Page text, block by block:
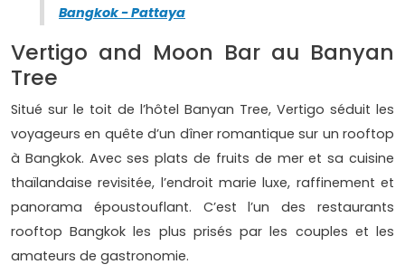
Bangkok - Pattaya
Vertigo and Moon Bar au Banyan
Tree
Situé sur le toit de l’hôtel Banyan Tree, Vertigo séduit les
voyageurs en quête d’un dîner romantique sur un rooftop
à Bangkok. Avec ses plats de fruits de mer et sa cuisine
thaïlandaise revisitée, l’endroit marie luxe, raffinement et
panorama époustouflant. C’est l’un des restaurants
rooftop Bangkok les plus prisés par les couples et les
amateurs de gastronomie.